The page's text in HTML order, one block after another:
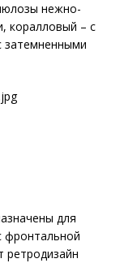
нежно-
коралловый – с
затемненными
для
фронтальной
ретродизайн